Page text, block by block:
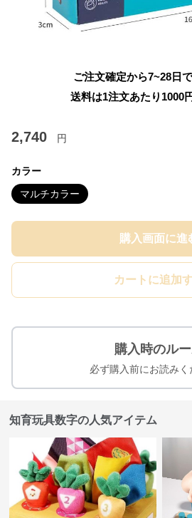
ご注文確定から7~28日
送料は1注文あたり 1000
2,740 円
カラー
マルチカラー
購入画面に進
カートに追加
購入時のル
必ず購入前にお読みく
知育玩具数字の人気アイテム